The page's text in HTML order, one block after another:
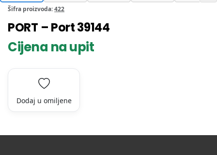
Šifra proizvoda:422
PORT – Port 39144
Cijena na upit
Dodaj u omiljene